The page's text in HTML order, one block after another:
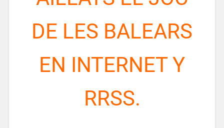
DE LES BALEARS
EN INTERNET Y
RRSS.